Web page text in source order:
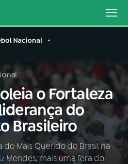
Buscar
AO VIVO
Nacional
o Fortaleza
do
Brasileiro
do Mais Querido do Brasil na
Mendes, mais uma fera do